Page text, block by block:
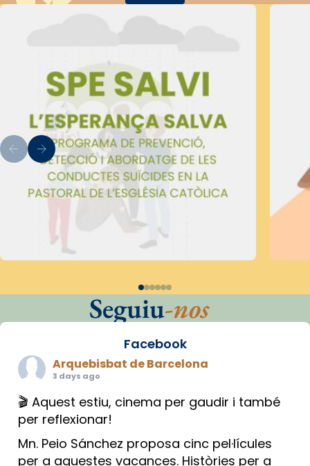
Seguiu-nos
Facebook
Arquebisbat de Barcelona
3 days ago
🎬 Aquest estiu, cinema per gaudir i també
per reflexionar!
Mn. Peio Sánchez proposa cinc pel·lícules
per a aquestes vacances. Històries per a